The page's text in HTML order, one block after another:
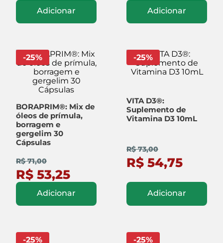
Adicionar Adicionar
BORAPRIM®: Mix de
óleos de prímula,
borragem e
gergelim 30
Cápsulas
-25%
R$ 71,00
R$ 53,25
Adicionar
VITA D3®:
Suplemento de
Vitamina D3 10mL
-25%
R$ 73,00
R$ 54,75
Adicionar
-25% -25%